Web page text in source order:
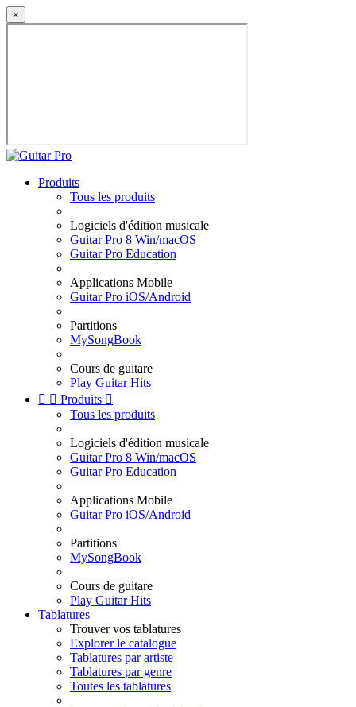
×
Produits
Tous les produits
Logiciels d'édition musicale
Guitar Pro 8 Win/macOS
Guitar Pro Education
Applications Mobile
Guitar Pro iOS/Android
Partitions
MySongBook
Cours de guitare
Play Guitar Hits
  Produits 
Tous les produits
Logiciels d'édition musicale
Guitar Pro 8 Win/macOS
Guitar Pro Education
Applications Mobile
Guitar Pro iOS/Android
Partitions
MySongBook
Cours de guitare
Play Guitar Hits
Tablatures
Trouver vos tablatures
Explorer le catalogue
Tablatures par artiste
Tablatures par genre
Toutes les tablatures